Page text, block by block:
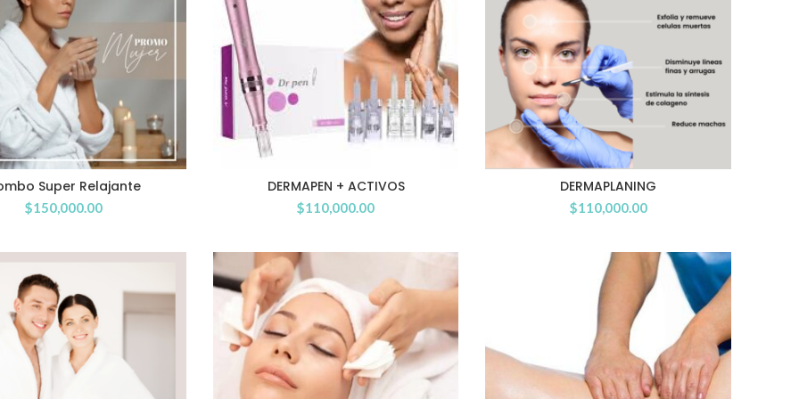
Super Relajante
$150,000.00
DERMAPEN + ACTIVOS
$110,000.00
DERMAPLANING
$110,000.00